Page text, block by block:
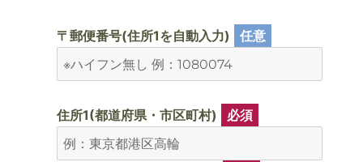
〒郵便番号(住所1を自動入力) 任意
住所1(都道府県・市区町村) 必須